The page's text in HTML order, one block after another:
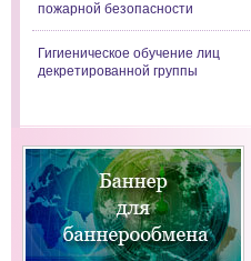
пожарной безопасности
Гигиеническое обучение лиц
декретированной группы